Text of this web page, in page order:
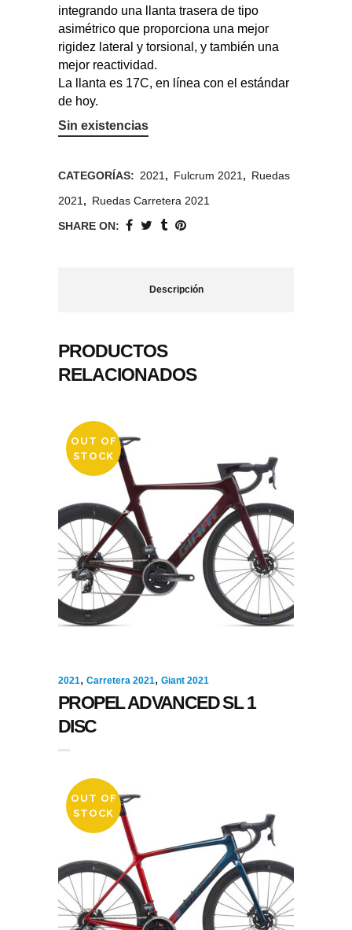
integrando una llanta trasera de tipo
asimétrico que proporciona una mejor
rigidez lateral y torsional, y también una
mejor reactividad.
La llanta es 17C, en línea con el estándar
de hoy.
Sin existencias
CATEGORÍAS: 2021 , Fulcrum 2021 , Ruedas
2021 , Ruedas Carretera 2021
SHARE ON:
Descripción
PRODUCTOS
RELACIONADOS
OUT OF
STOCK
2021, Carretera 2021, Giant 2021
PROPEL ADVANCED SL 1
DISC
OUT OF
STOCK